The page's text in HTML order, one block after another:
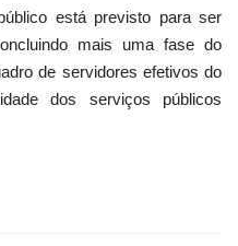
está previsto para ser
mais uma fase do
de servidores efetivos do
dos serviços públicos